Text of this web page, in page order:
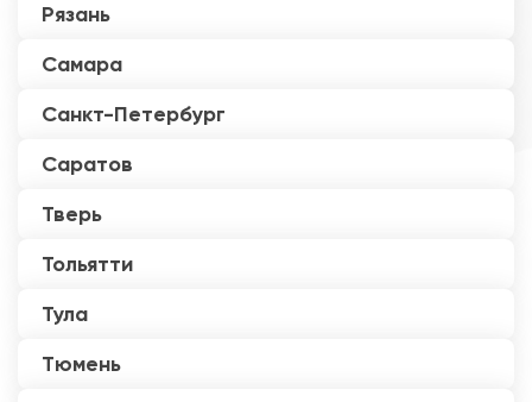
Рязань
Самара
Санкт-Петербург
Саратов
Тверь
Тольятти
Тула
Тюмень